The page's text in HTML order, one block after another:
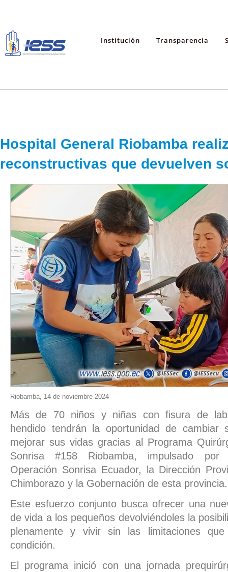
Institución Transparencia
Hospital General Riobamba
reconstructivas que devuelven
Riobamba, 14 de noviembre 2024
Más de 70 niños y niñas con fisura de
hendido tendrán la oportunidad de cambiar
mejorar sus vidas gracias al Programa
Sonrisa #158 Riobamba, impulsado por
Operación Sonrisa Ecuador, la Dirección
Chimborazo y la Gobernación de esta provincia.
Este esfuerzo conjunto busca ofrecer una
de vida a los pequeños devolviéndoles la
plenamente y vivir sin las limitaciones
condición.
El programa inició con una jornada